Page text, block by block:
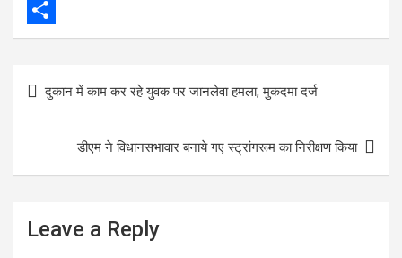
e
b
o
k
t
e
r
m
a
l
W
h
t
s
S
a
r
navigation
दुकान में काम कर रहे युवक पर जानलेवा हमला, मुकदमा दर्ज
डीएम ने विधानसभावार बनाये गए स्ट्रांगरूम का निरीक्षण किया
Leave a Reply